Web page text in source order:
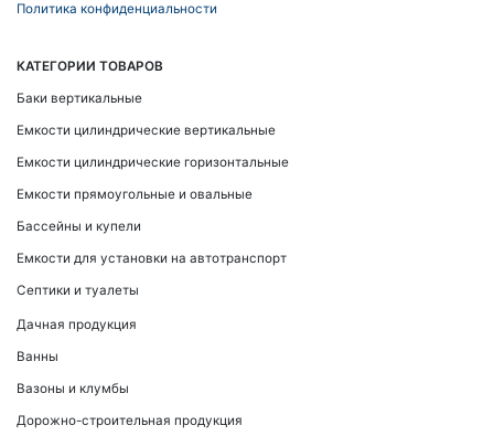
Политика конфиденциальности
КАТЕГОРИИ ТОВАРОВ
Баки вертикальные
Емкости цилиндрические вертикальные
Емкости цилиндрические горизонтальные
Емкости прямоугольные и овальные
Бассейны и купели
Емкости для установки на автотранспорт
Септики и туалеты
Дачная продукция
Ванны
Вазоны и клумбы
Дорожно-строительная продукция